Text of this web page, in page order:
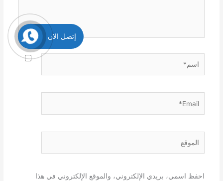
احفظ اسمي، بريدي الإلكتروني، والموقع الإلكتروني في هذا
إتصل الان